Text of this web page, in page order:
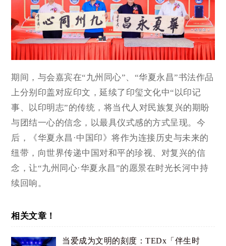
期间，与会嘉宾在“九州同心”、“华夏永昌”书法作品
上分别印盖对应印文，延续了印玺文化中“以印记
事、以印明志”的传统，将当代人对民族复兴的期盼
与团结一心的信念，以最具仪式感的方式呈现。今
后，《华夏永昌·中国印》将作为连接历史与未来的
纽带，向世界传递中国对和平的珍视、对复兴的信
念，让“九州同心·华夏永昌”的愿景在时光长河中持
续回响。
相关文章！
当爱成为文明的刻度：TEDx「伴生时